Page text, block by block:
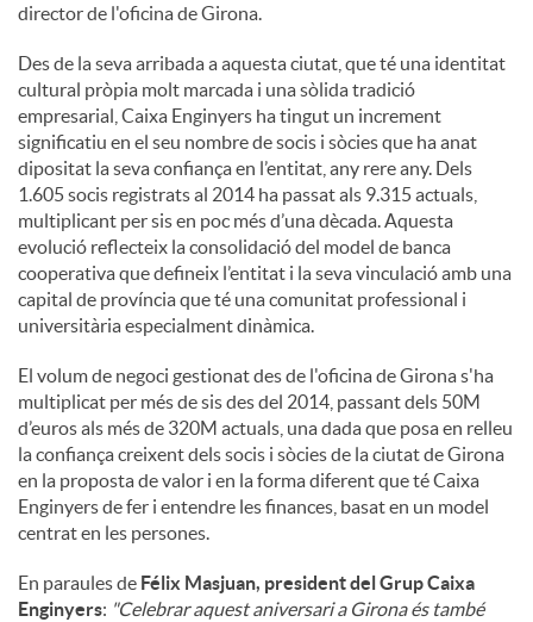
director de l'oficina de Girona.
Des de la seva arribada a aquesta ciutat, que té una identitat
cultural pròpia molt marcada i una sòlida tradició
empresarial, Caixa Enginyers ha tingut un increment
significatiu en el seu nombre de socis i sòcies que ha anat
dipositat la seva confiança en l’entitat, any rere any. Dels
1.605 socis registrats al 2014 ha passat als 9.315 actuals,
multiplicant per sis en poc més d’una dècada. Aquesta
evolució reflecteix la consolidació del model de banca
cooperativa que defineix l’entitat i la seva vinculació amb una
capital de província que té una comunitat professional i
universitària especialment dinàmica.
El volum de negoci gestionat des de l'oficina de Girona s'ha
multiplicat per més de sis des del 2014, passant dels 50M
d’euros als més de 320M actuals, una dada que posa en relleu
la confiança creixent dels socis i sòcies de la ciutat de Girona
en la proposta de valor i en la forma diferent que té Caixa
Enginyers de fer i entendre les finances, basat en un model
centrat en les persones.
En paraules de Félix Masjuan, president del Grup Caixa
Enginyers: "Celebrar aquest aniversari a Girona és també